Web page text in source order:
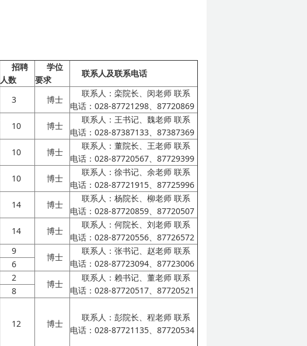
招聘
人数
学位
要求
联系人及联系电话
3 博士
联系人：栾院长、闵老师 联系
电话：028-87721298、87720869
10 博士
联系人：王书记、魏老师 联系
电话：028-87387133、87387369
10 博士
联系人：董院长、王老师 联系
电话：028-87720567、87729399
10 博士
联系人：徐书记、余老师 联系
电话：028-87721915、87725996
14 博士
联系人：杨院长、柳老师 联系
电话：028-87720859、87720507
14 博士
联系人：何院长、刘老师 联系
电话：028-87720556、87726572
9
博士
联系人：张书记、赵老师 联系
电话：028-87723094、87723006
6
2
博士
联系人：赖书记、董老师 联系
电话：028-87720517、87720521
8
12 博士
联系人：彭院长、程老师 联系
电话：028-87721135、87720534